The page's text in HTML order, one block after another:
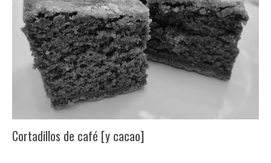
Cortadillos de café [y cacao]